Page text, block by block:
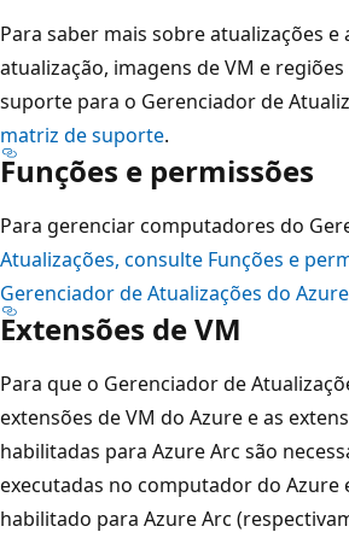
Para saber mais sobre atualizações e
atualização, imagens de VM e
suporte para o Gerenciador de
matriz de suporte.
Funções e permissões
Para gerenciar computadores do
Atualizações, consulte Funções e
Gerenciador de Atualizações do Azure
Extensões de VM
Para que o Gerenciador de
extensões de VM do Azure e as
habilitadas para Azure Arc são
executadas no computador do
habilitado para Azure Arc